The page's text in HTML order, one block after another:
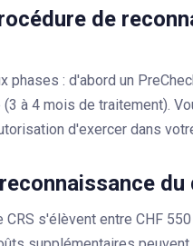
de
phases : d'abord un
à 4 mois de traitement).
d'exercer dans
du
s'élèvent entre CHF